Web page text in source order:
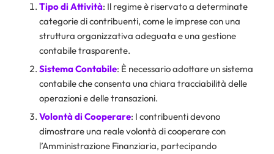
Tipo di Attività: Il regime è riservato a determinate
categorie di contribuenti, come le imprese con una
struttura organizzativa adeguata e una gestione
contabile trasparente.
Sistema Contabile: È necessario adottare un sistema
contabile che consenta una chiara tracciabilità delle
operazioni e delle transazioni.
Volontà di Cooperare: I contribuenti devono
dimostrare una reale volontà di cooperare con
l’Amministrazione Finanziaria, partecipando